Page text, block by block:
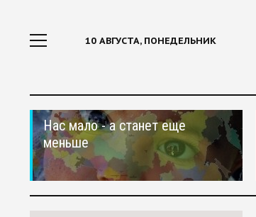
10 АВГУСТА, ПОНЕДЕЛЬНИК
Нас мало - а станет еще
меньше